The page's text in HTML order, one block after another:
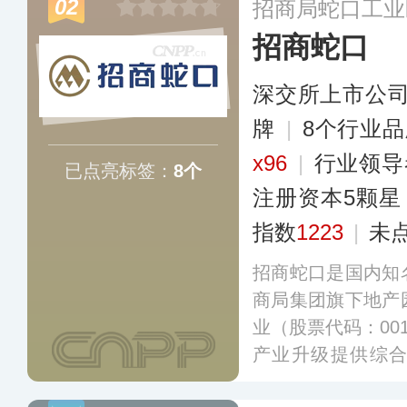
02
已点亮标签： 8个
招商局蛇口工
招商蛇口
深交所上市公
牌 | 8个行业
x96 | 行业领
注册资本5颗星
指数1223 | 未
招商蛇口是国内
商局集团旗下地
业（股票代码：
产业升级提供综